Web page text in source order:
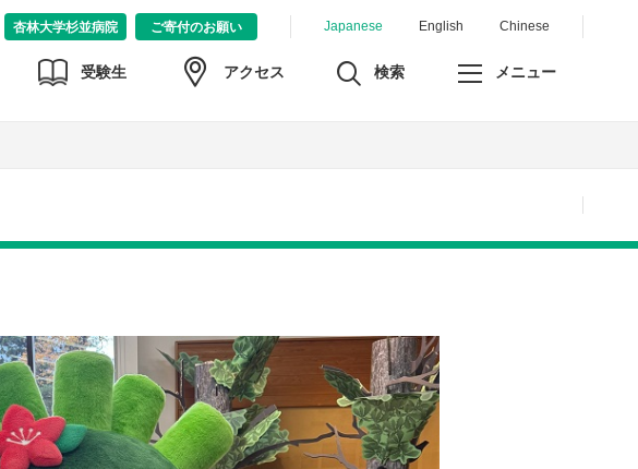
Japanese English Chinese
杏林大学杉並病院 ご寄付のお願い
受験生 アクセス 検索 メニュー